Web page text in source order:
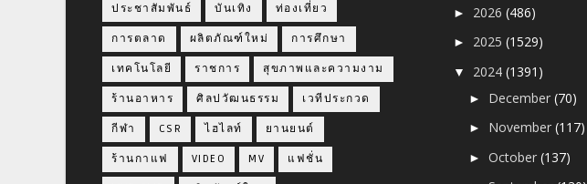
ประชาสัมพันธ์ บันเทิง ท่องเที่ยว
การตลาด ผลิตภัณฑ์ใหม่ การศึกษา
เทคโนโลยี ราชการ สุขภาพและความงาม
ร้านอาหาร ศิลปวัฒนธรรม เวทีประกวด
กีฬา CSR ไฮไลท์ ยานยนต์
ร้านกาแฟ VIDEO MV แฟชั่น
► 2026(486)
► 2025(1529)
▼ 2024(1391)
► December(70)
► November(117)
►October(137)